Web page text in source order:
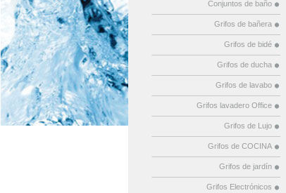
Conjuntos de baño
Grifos de bañera
Grifos de bidé
Grifos de ducha
Grifos de lavabo
Grifos lavadero Office
Grifos de Lujo
Grifos de COCINA
Grifos de jardín
Grifos Electrónicos